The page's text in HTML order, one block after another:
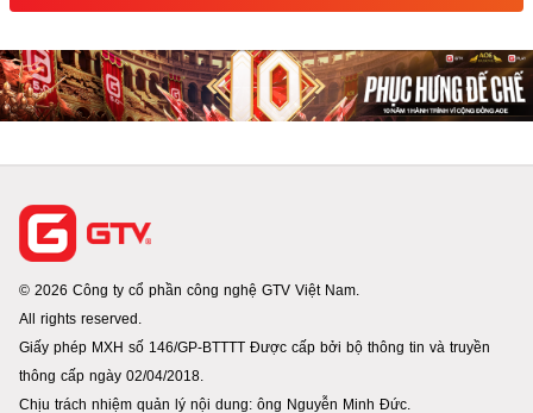
© 2026 Công ty cổ phần công nghệ GTV Việt Nam.
All rights reserved.
Giấy phép MXH số 146/GP-BTTTT Được cấp bởi bộ thông tin và truyền
thông cấp ngày 02/04/2018.
Chịu trách nhiệm quản lý nội dung: ông Nguyễn Minh Đức.